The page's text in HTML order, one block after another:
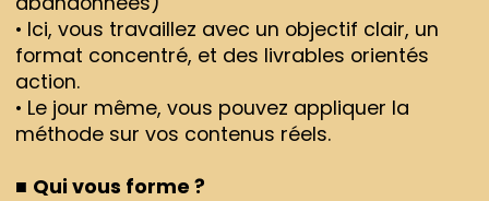
• Ici, vous travaillez avec un objectif clair, un
format concentré, et des livrables orientés
action.
• Le jour même, vous pouvez appliquer la
méthode sur vos contenus réels.
■ Qui vous forme ?